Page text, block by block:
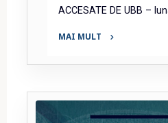
ACCESATE DE UBB –
MAI MULT
7/2021"